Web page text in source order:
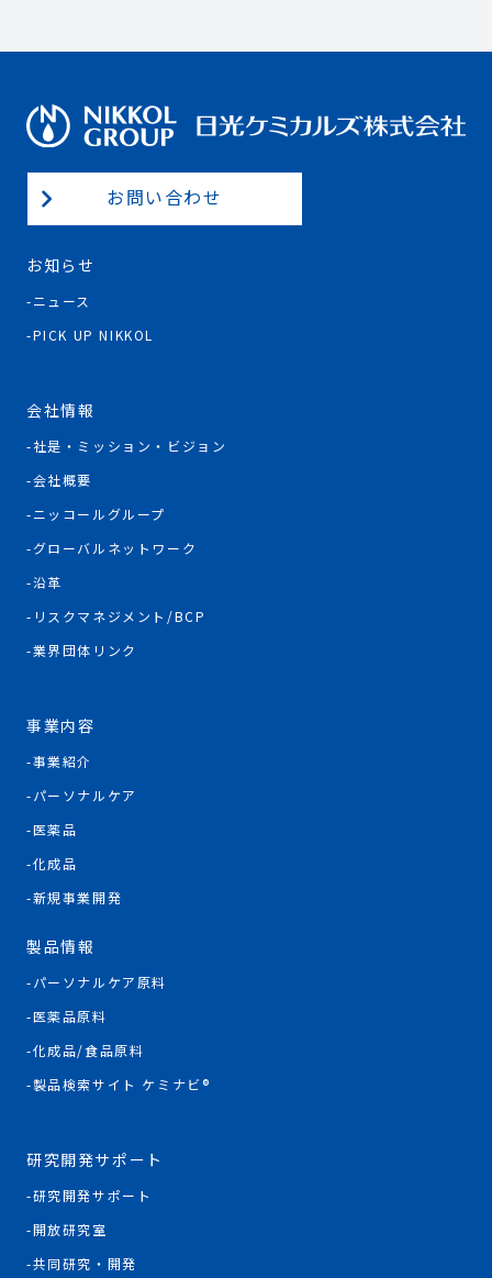
お問い合わせ
お知らせ
ニュース
PICK UP NIKKOL
会社情報
社是・ミッション・ビジョン
会社概要
ニッコールグループ
グローバルネットワーク
沿革
リスクマネジメント/BCP
業界団体リンク
事業内容
事業紹介
パーソナルケア
医薬品
化成品
新規事業開発
製品情報
パーソナルケア原料
医薬品原料
化成品/食品原料
製品検索サイト ケミナビ®
研究開発サポート
研究開発サポート
開放研究室
共同研究・開発